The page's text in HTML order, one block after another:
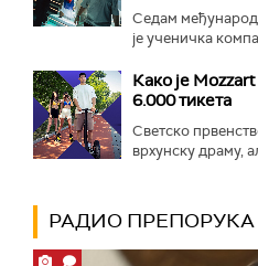
Седам
је ученичка
Како је
6.000 тикета
Светско
врхунску драму,
РАДИО ПРЕПОРУКА